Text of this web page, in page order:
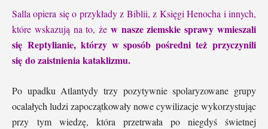
Salla opiera się o przykłady z Biblii, z Księgi Henocha i innych,
które wskazują na to, że w nasze ziemskie sprawy wmieszali
się Reptylianie, którzy w sposób pośredni też przyczynili
się do zaistnienia kataklizmu.
Po upadku Atlantydy trzy pozytywnie spolaryzowane grupy
ocalałych ludzi zapoczątkowały nowe cywilizacje wykorzystując
przy tym wiedzę, która przetrwała po niegdyś świetnej